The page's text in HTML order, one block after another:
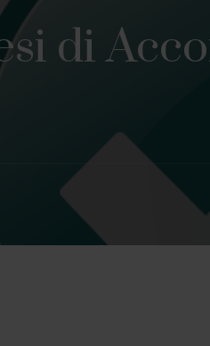
di